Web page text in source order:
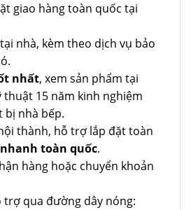
giao hàng toàn quốc tại
nhà, kèm theo dịch vụ bảo
nhất, xem sản phẩm tại
thuật 15 năm kinh nghiệm
nhà bếp.
thành, hỗ trợ lắp đặt toàn
toàn quốc.
hàng hoặc chuyển khoản
qua đường dây nóng: